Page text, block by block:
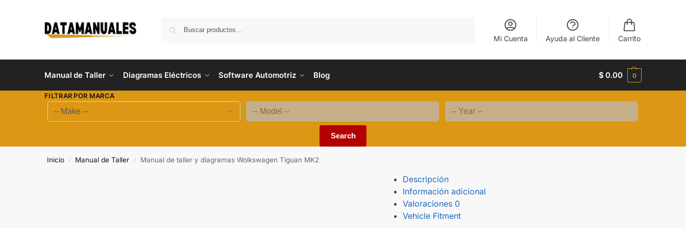
Mi Cuenta Ayuda al Cliente Carrito
Manual de Taller Diagramas Eléctricos Software Automotriz Blog $ 0.00 0
FILTRAR POR MARCA
Search
Inicio / Manual de Taller / Manual de taller y diagramas Wolkswagen Tiguan MK2
Descripción
Información adicional
Valoraciones 0
Vehicle Fitment